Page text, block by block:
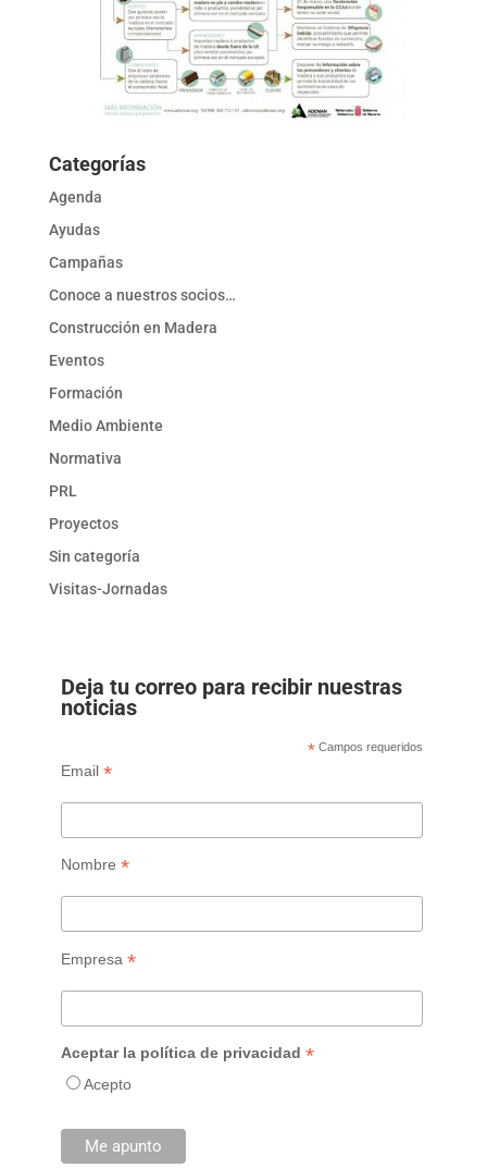
Categorías
Agenda
Ayudas
Campañas
Conoce a nuestros socios…
Construcción en Madera
Eventos
Formación
Medio Ambiente
Normativa
PRL
Proyectos
Sin categoría
Visitas-Jornadas
Deja tu correo para recibir nuestras
noticias
* Campos requeridos
Email *
Nombre *
Empresa *
Aceptar la política de privacidad *
Acepto